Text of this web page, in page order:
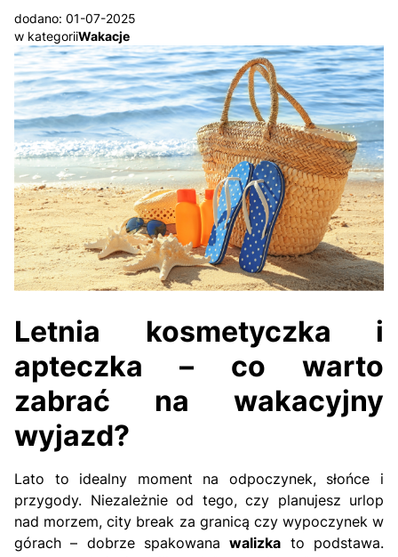
dodano: 01-07-2025
w kategoriiWakacje
Letnia kosmetyczka i
apteczka – co warto
zabrać na wakacyjny
wyjazd?
Lato to idealny moment na odpoczynek, słońce i
przygody. Niezależnie od tego, czy planujesz urlop
nad morzem, city break za granicą czy wypoczynek w
górach – dobrze spakowanawalizka to podstawa.